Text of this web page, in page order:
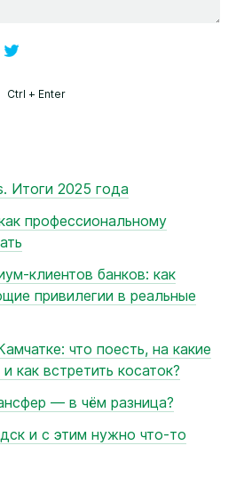
Ctrl + Enter
Итоги 2025 года
профессиональному
клиентов банков: как
привилегии в реальные
что поесть, на какие
как встретить косаток?
— в чём разница?
и с этим нужно что‑то